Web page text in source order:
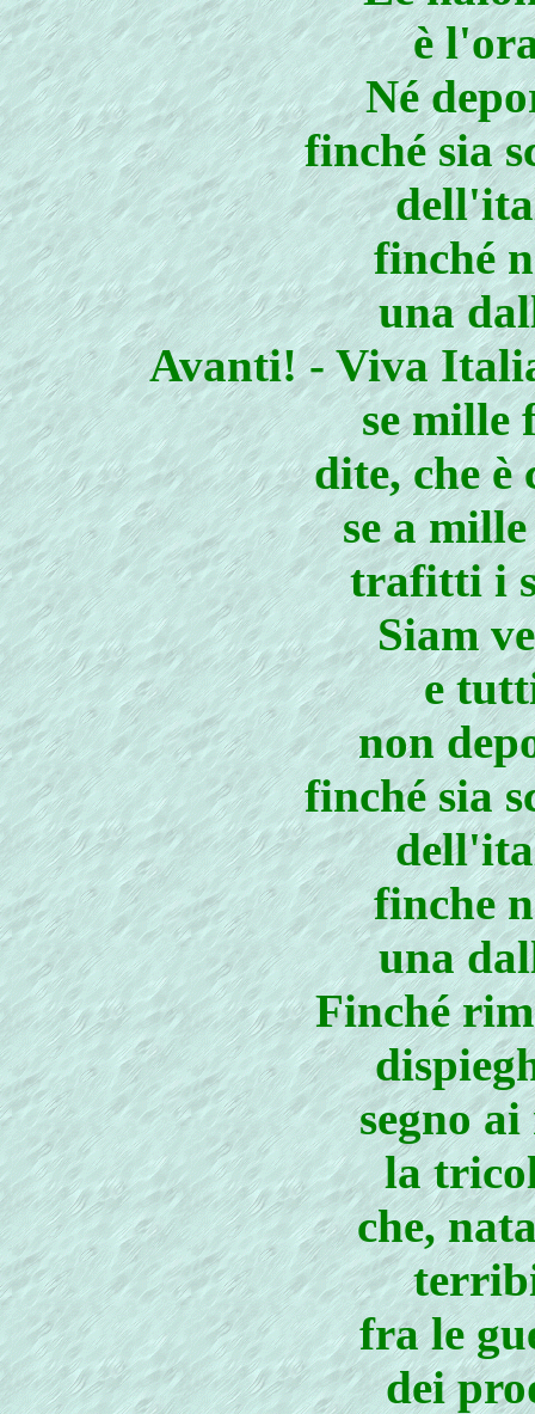
è
Né
finché sia
finché
una
Avanti! - Viva
se mille
dite, che è
se a
trafitti i
Siam
e
non
finché sia
finche
una
Finché
segno
la
che,
fra le
dei